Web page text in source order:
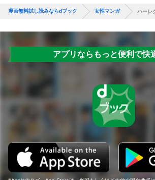
漫画無料試し読みならdブック 女性マンガ ハーレ
アプリならもっと便利で快